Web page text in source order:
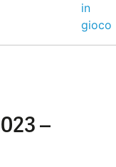
in
gioco
–